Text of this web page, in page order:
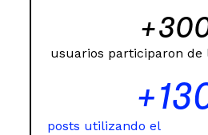
usuarios participaron de
+
posts utilizando el
+